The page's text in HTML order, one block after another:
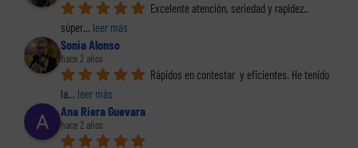
Excelente atención, seriedad y rapidez..
súper... leer más
Sonia Alonso
hace 2 años
Rápidos en contestar  y eficientes. He tenido
la... leer más
Ana Riera Guevara
hace 2 años